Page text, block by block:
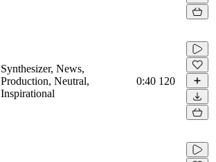
Synthesizer, News,
Production, Neutral,
Inspirational
0:40 120